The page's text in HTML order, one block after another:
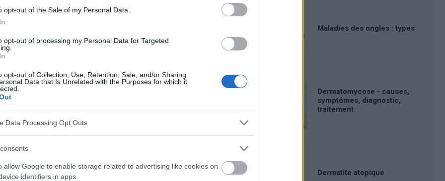
opt-out of the Sale of my Personal Data.
opt-out of processing my Personal Data for Targeted
opt-out of Collection, Use, Retention, Sale, and/or Sharing
Data that Is Unrelated with the Purposes for which it
Data Processing Opt Outs
allow Google to enable storage related to advertising like cookies on
identifiers in apps.
du cuir chevelu
des cheveux
Maladies des ongles : types
Dermatomycose - causes,
symptômes, diagnostic,
traitement
Dermatite atopique